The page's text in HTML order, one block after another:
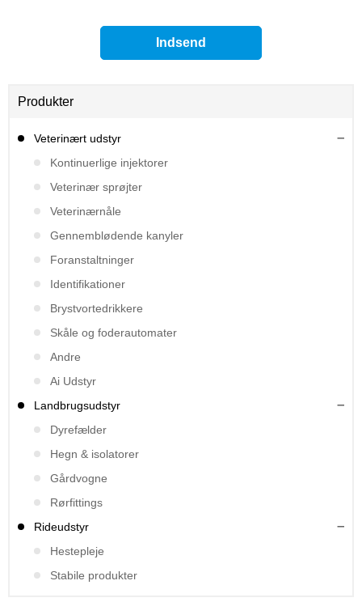
Produkter
Veterinært udstyr
Kontinuerlige injektorer
Veterinær sprøjter
Veterinærnåle
Gennemblødende kanyler
Foranstaltninger
Identifikationer
Brystvortedrikkere
Skåle og foderautomater
Andre
Ai Udstyr
Landbrugsudstyr
Dyrefælder
Hegn & isolatorer
Gårdvogne
Rørfittings
Rideudstyr
Hestepleje
Stabile produkter